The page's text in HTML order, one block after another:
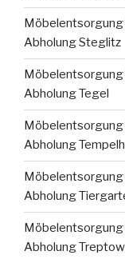
Möbelentsorgung
Abholung Steglitz
Möbelentsorgung
Abholung Tegel
Möbelentsorgung
Abholung
Möbelentsorgung
Abholung
Möbelentsorgung
Abholung Treptow